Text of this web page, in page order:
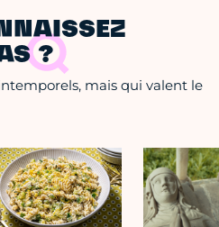
?
mais qui valent le